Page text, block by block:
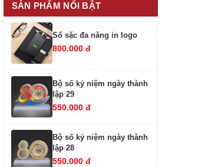
SẢN PHẨM NỔI BẬT
Sổ sặc đa năng in logo
800.000 đ
Bộ số kỷ niệm ngày thành
lập 29
550.000 đ
Bộ số kỷ niệm ngày thành
lập 28
550.000 đ